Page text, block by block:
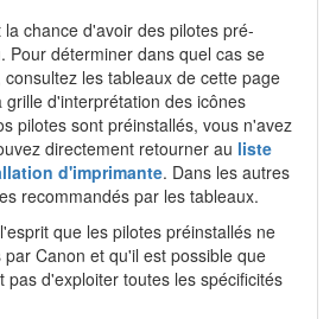
chance d'avoir des pilotes pré-
Pour déterminer dans quel cas se
les tableaux de cette page
d'interprétation des icônes
pilotes sont préinstallés, vous n'avez
directement retourner au liste
d'imprimante. Dans les autres
recommandés par les tableaux.
que les pilotes préinstallés ne
Canon et qu'il est possible que
pas d'exploiter toutes les spécificités